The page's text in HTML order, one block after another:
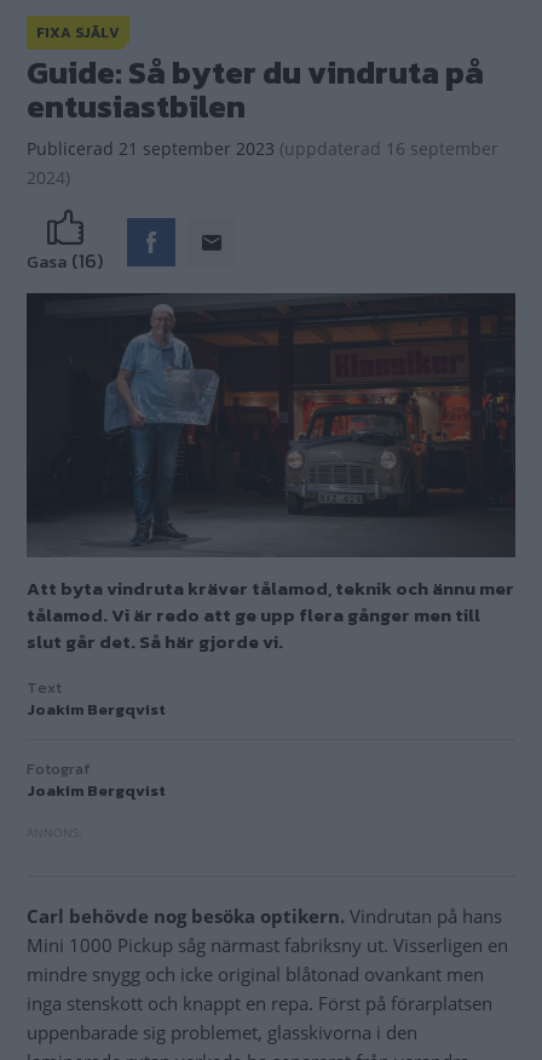
FIXA SJÄLV
Guide: Så byter du vindruta på
entusiastbilen
Publicerad 21 september 2023 (uppdaterad 16 september
2024)
Gasa (16)
Att byta vindruta kräver tålamod, teknik och ännu mer
tålamod. Vi är redo att ge upp flera gånger men till
slut går det. Så här gjorde vi.
Text
Joakim Bergqvist
Fotograf
Joakim Bergqvist
Carl behövde nog besöka optikern. Vindrutan på hans
Mini 1000 Pickup såg närmast fabriksny ut. Visserligen en
mindre snygg och icke original blåtonad ovankant men
inga stenskott och knappt en repa. Först på förarplatsen
uppenbarade sig problemet, glasskivorna i den